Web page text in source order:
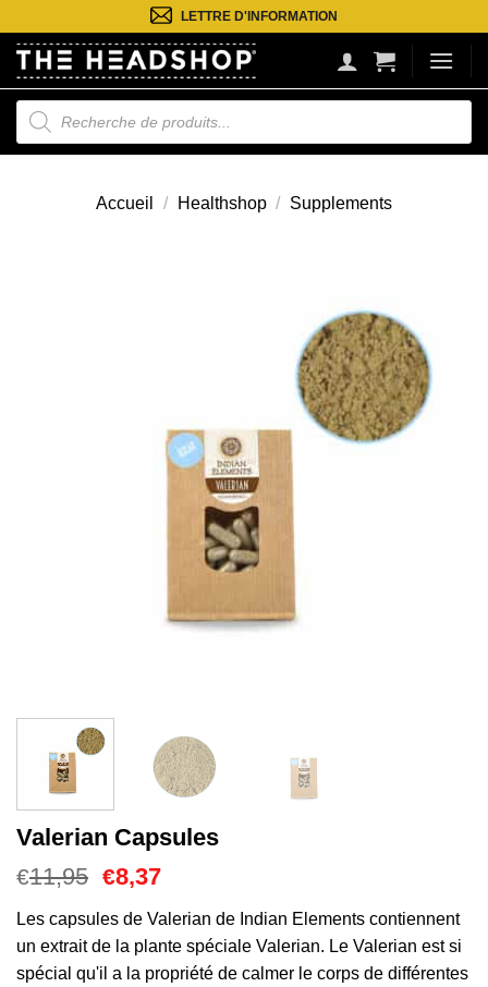
au
contenu
LETTRE D'INFORMATION
Recherche
de
produits
Accueil / Healthshop / Supplements
Valerian Capsules
€11,95 Le
initial
était :
€11,95.
€8,37Le
actuel
est :
€8,37.
Les capsules de Valerian de Indian Elements contiennent
un extrait de la plante spéciale Valerian. Le Valerian est si
spécial qu'il a la propriété de calmer le corps de différentes